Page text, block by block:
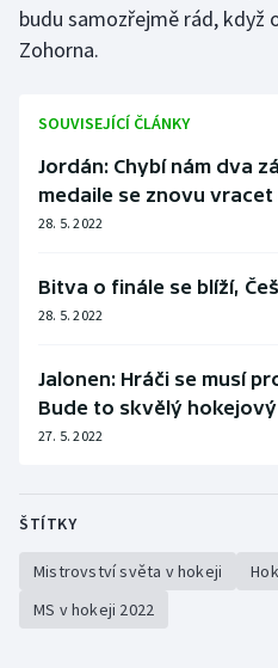
budu samozřejmě rád, když
Zohorna.
SOUVISEJÍCÍ ČLÁNKY
Jordán: Chybí nám dva
medaile se znovu vracet
28. 5. 2022
Bitva o finále se blíží,
28. 5. 2022
Jalonen: Hráči se musí
Bude to skvělý
27. 5. 2022
ŠTÍTKY
Mistrovství světa v hokeji
MS v hokeji 2022